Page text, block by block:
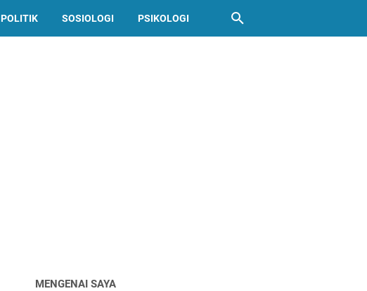
POLITIK SOSIOLOGI PSIKOLOGI
MENGENAI SAYA